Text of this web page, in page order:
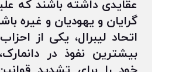
عقایدی داشته باشند که
گرایان و یهودیان و غیره
اتحاد لیبرال، یکی از
بیشترین نفوذ در